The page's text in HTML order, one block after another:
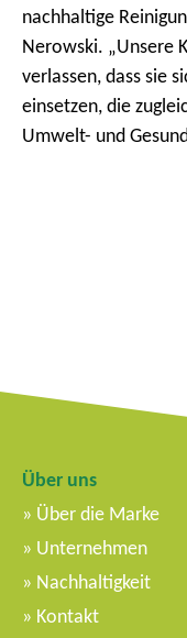
nachhaltige
Nerowski. „Unsere
verlassen, dass sie
einsetzen, die
Umwelt- und
Über uns
Über die Marke
Unternehmen
Nachhaltigkeit
Kontakt